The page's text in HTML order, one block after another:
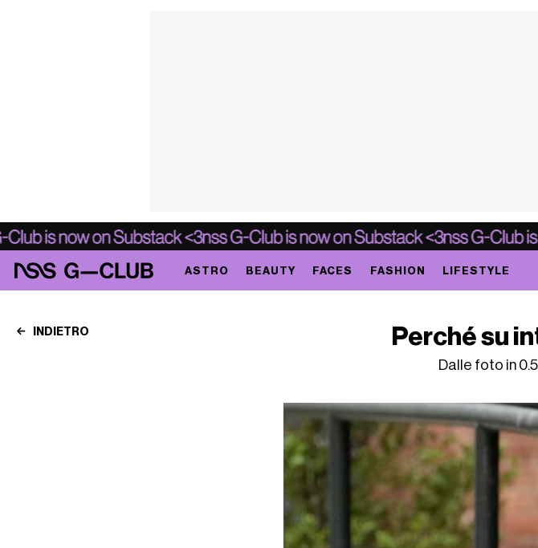
ASTRO BEAUTY FACES FASHION LIFESTYLE
INDIETRO Perché su
Dalle foto in